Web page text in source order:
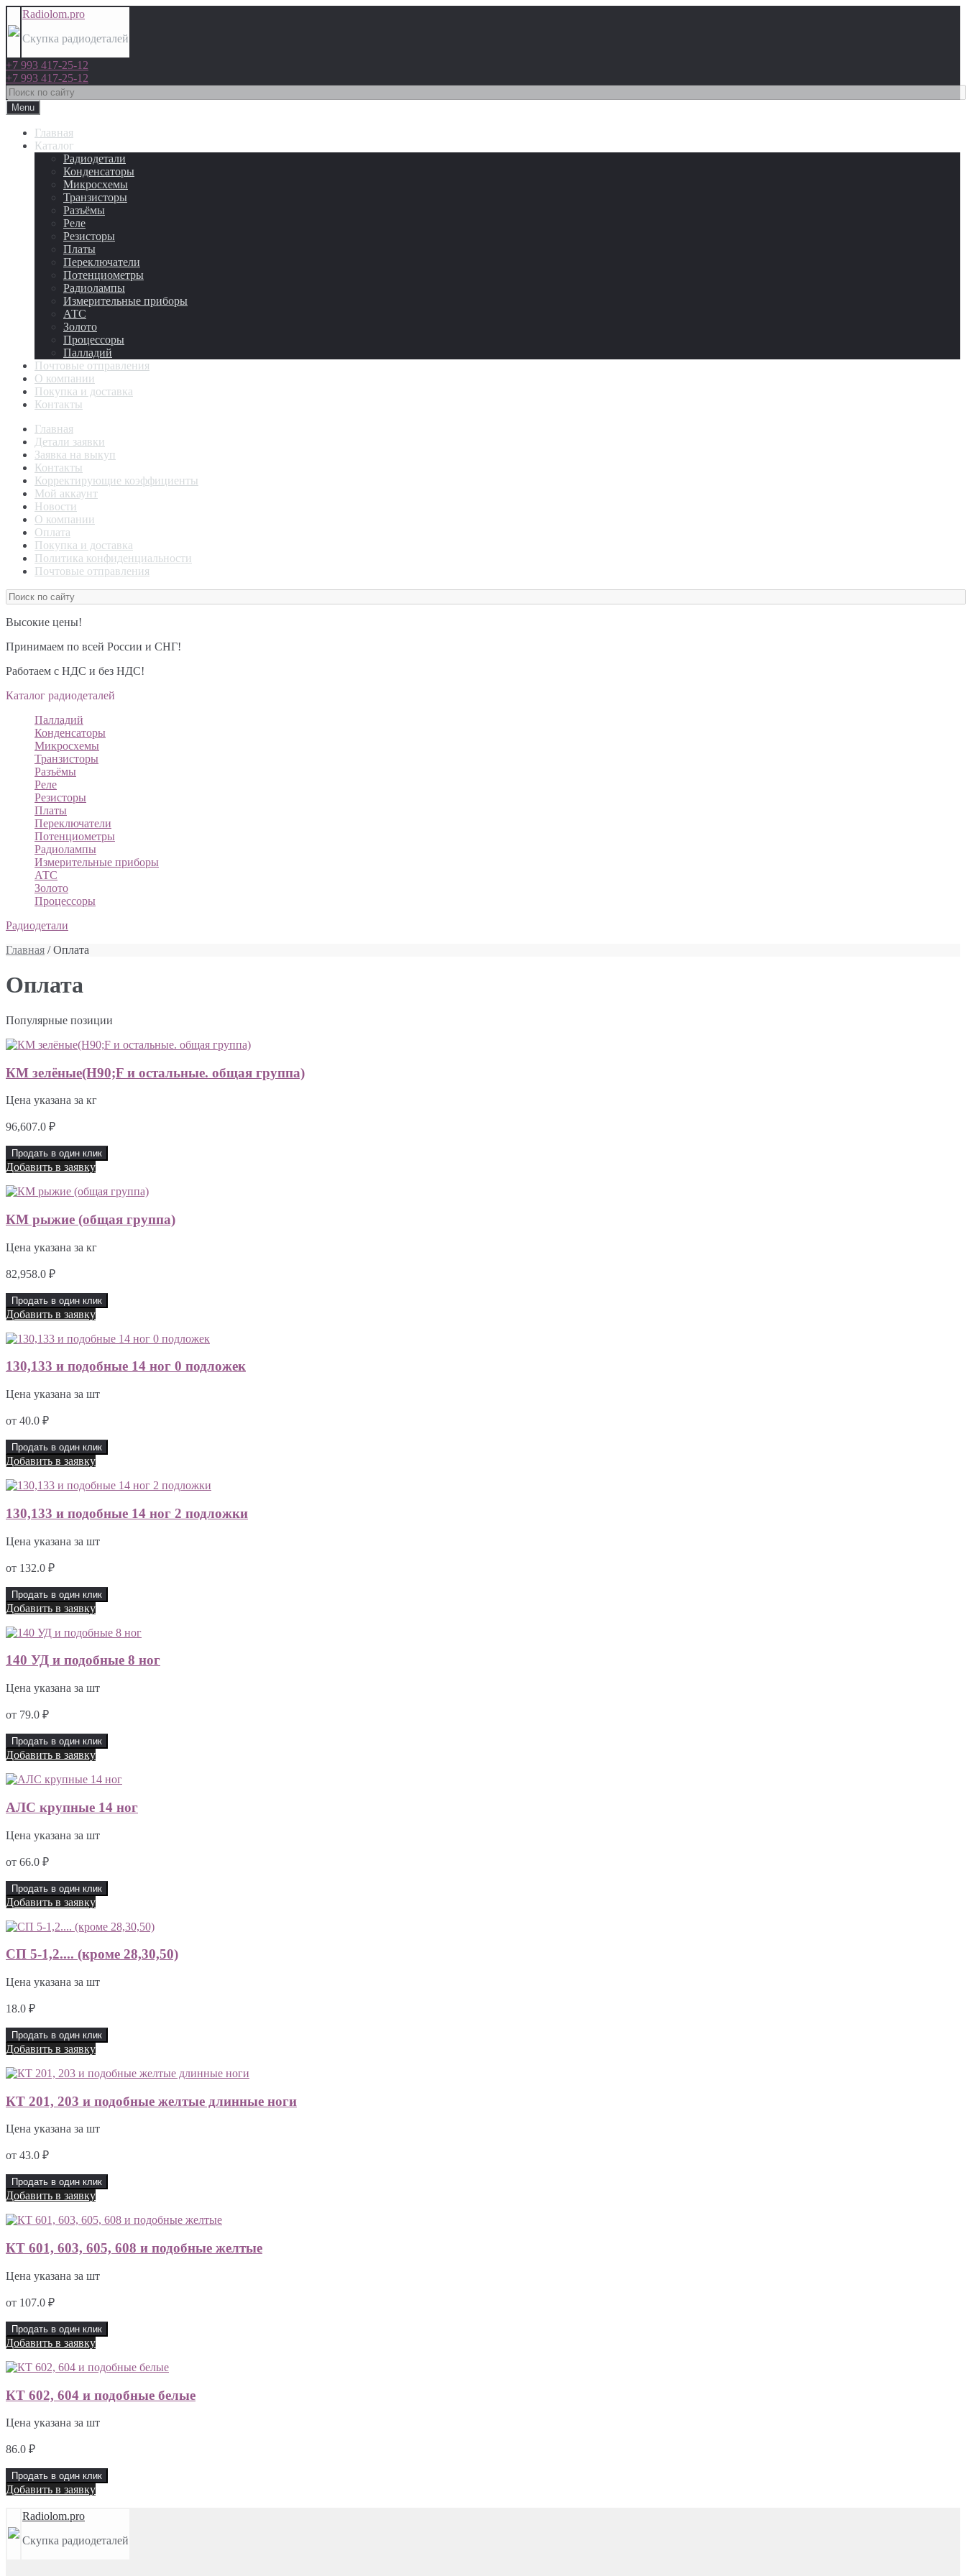
Radiolom.pro
Скупка радиодеталей
+7 993 417-25-12
+7 993 417-25-12
Menu
Главная
Каталог
Радиодетали
Конденсаторы
Микросхемы
Транзисторы
Разъёмы
Реле
Резисторы
Платы
Переключатели
Потенциометры
Радиолампы
Измерительные приборы
АТС
Золото
Процессоры
Палладий
Почтовые отправления
О компании
Покупка и доставка
Контакты
Главная
Детали заявки
Заявка на выкуп
Контакты
Корректирующие коэффициенты
Мой аккаунт
Новости
О компании
Оплата
Покупка и доставка
Политика конфиденциальности
Почтовые отправления
Высокие цены!
Принимаем по всей России и СНГ!
Работаем с НДС и без НДС!
Каталог радиодеталей
Палладий
Конденсаторы
Микросхемы
Транзисторы
Разъёмы
Реле
Резисторы
Платы
Переключатели
Потенциометры
Радиолампы
Измерительные приборы
АТС
Золото
Процессоры
Радиодетали
Главная / Оплата
Оплата
Популярные позиции
КМ зелёные(H90;F и остальные. общая группа)
Цена указана за кг
96,607.0 ₽
Продать в один клик
Добавить в заявку
КМ рыжие (общая группа)
Цена указана за кг
82,958.0 ₽
Продать в один клик
Добавить в заявку
130,133 и подобные 14 ног 0 подложек
Цена указана за шт
от 40.0 ₽
Продать в один клик
Добавить в заявку
130,133 и подобные 14 ног 2 подложки
Цена указана за шт
от 132.0 ₽
Продать в один клик
Добавить в заявку
140 УД и подобные 8 ног
Цена указана за шт
от 79.0 ₽
Продать в один клик
Добавить в заявку
АЛС крупные 14 ног
Цена указана за шт
от 66.0 ₽
Продать в один клик
Добавить в заявку
СП 5-1,2.... (кроме 28,30,50)
Цена указана за шт
18.0 ₽
Продать в один клик
Добавить в заявку
КТ 201, 203 и подобные желтые длинные ноги
Цена указана за шт
от 43.0 ₽
Продать в один клик
Добавить в заявку
КТ 601, 603, 605, 608 и подобные желтые
Цена указана за шт
от 107.0 ₽
Продать в один клик
Добавить в заявку
КТ 602, 604 и подобные белые
Цена указана за шт
86.0 ₽
Продать в один клик
Добавить в заявку
Radiolom.pro
Скупка радиодеталей